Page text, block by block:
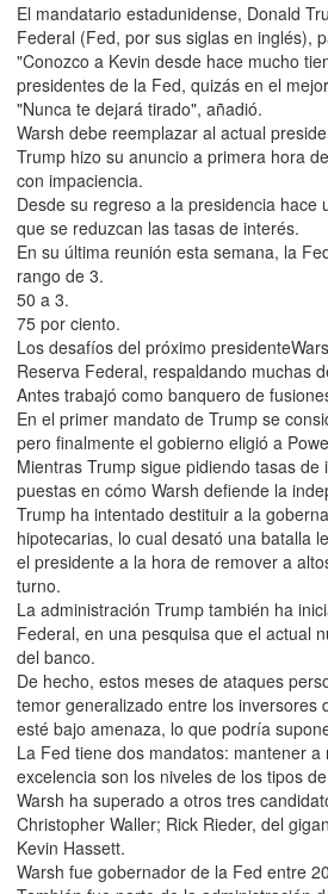
El mandatario estadunidense, Donald
Federal (Fed, por sus siglas en inglés),
"Conozco a Kevin desde hace mucho
presidentes de la Fed, quizás en el
"Nunca te dejará tirado", añadió.
Warsh debe reemplazar al actual
Trump hizo su anuncio a primera hora
con impaciencia.
Desde su regreso a la presidencia
que se reduzcan las tasas de interés.
En su última reunión esta semana, la
rango de 3.
50 a 3.
75 por ciento.
Los desafíos del próximo
Reserva Federal, respaldando muchas
Antes trabajó como banquero de
En el primer mandato de Trump se
pero finalmente el gobierno eligió a
Mientras Trump sigue pidiendo tasas
puestas en cómo Warsh defiende la
Trump ha intentado destituir a la
hipotecarias, lo cual desató una batalla
el presidente a la hora de remover a
turno.
La administración Trump también ha
Federal, en una pesquisa que el actual
del banco.
De hecho, estos meses de ataques
temor generalizado entre los
esté bajo amenaza, lo que podría
La Fed tiene dos mandatos: mantener
excelencia son los niveles de los tipos
Warsh ha superado a otros tres
Christopher Waller; Rick Rieder, del
Kevin Hassett.
Warsh fue gobernador de la Fed entre